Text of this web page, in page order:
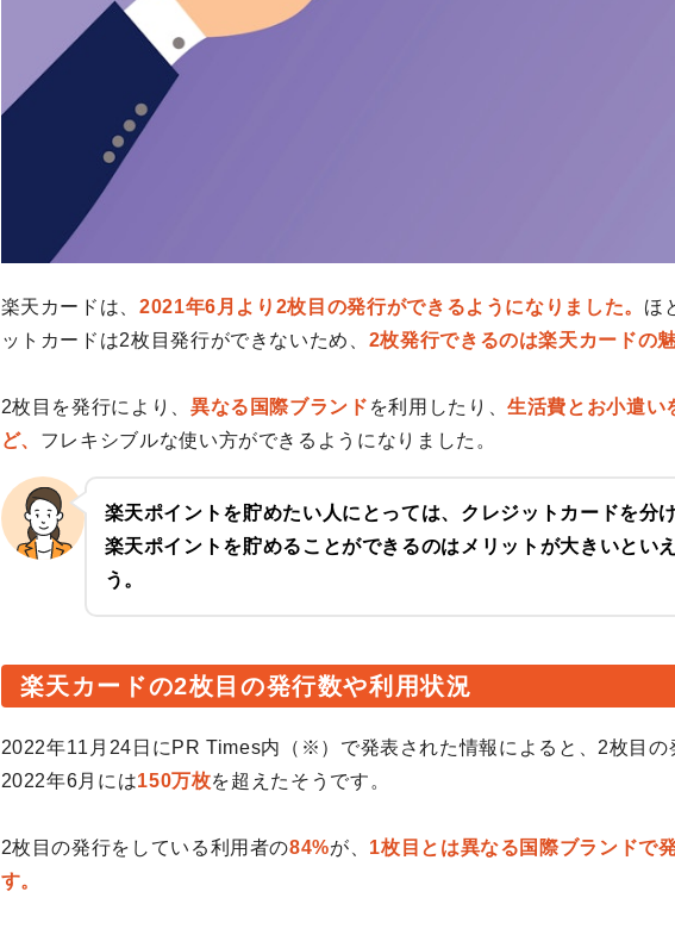
楽天カードは、 2021年6月より2枚目の発行ができるようになりました。 ほ
ットカードは2枚目発行ができないため、 2枚発行できるのは楽天カードの
2枚目を発行により、 異なる国際ブランド を利用したり、生活費とお小遣い
ど、 フレキシブルな使い方ができるようになりました。
楽天ポイントを貯めたい人にとっては、クレジットカードを分
楽天ポイントを貯めることができるのはメリットが大きいとい
う。
楽天カードの2枚目の発行数や利用状況
2022年11月24日にPR Times内（※）で発表された情報によると、2枚目の
2022年6月には150万枚を超えたそうです。
2枚目の発行をしている利用者の84%が、 1枚目とは異なる国際ブランドで
す。